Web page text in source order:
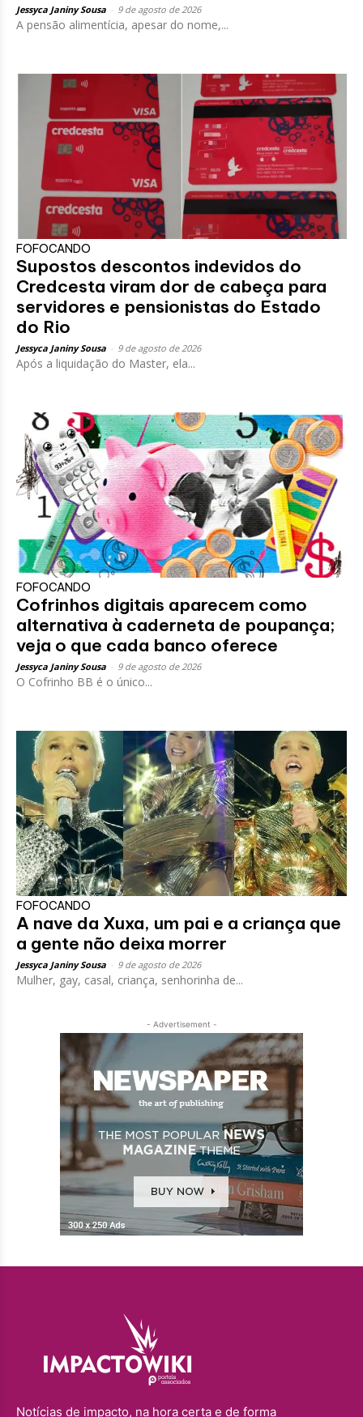
Jessyca Janiny Sousa 9 de agosto de 2026
A pensão alimentícia, apesar do nome,...
FOFOCANDO
Supostos descontos indevidos do
Credcesta viram dor de cabeça para
servidores e pensionistas do Estado
do Rio
Jessyca Janiny Sousa 9 de agosto de 2026
Após a liquidação do Master, ela...
FOFOCANDO
Cofrinhos digitais aparecem como
alternativa à caderneta de poupança;
veja o que cada banco oferece
Jessyca Janiny Sousa 9 de agosto de 2026
O Cofrinho BB é o único...
FOFOCANDO
A nave da Xuxa, um pai e a criança que
a gente não deixa morrer
Jessyca Janiny Sousa 9 de agosto de 2026
Mulher, gay, casal, criança, senhorinha de...
- Advertisement -
Notícias de impacto, na hora certa e de forma